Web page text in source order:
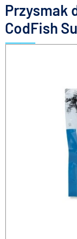
Przysmak
CodFish